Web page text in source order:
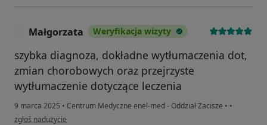
Małgorzata Weryfikacja wizyty
szybka diagnoza, dokładne wytłumaczenia dot,
zmian chorobowych oraz przejrzyste
wytłumaczenie dotyczące leczenia
9 marca 2025 • Centrum Medyczne enel-med - Oddział Zacisze • •
w opinii użytkownika Małgorzata
zgłoś nadużycie